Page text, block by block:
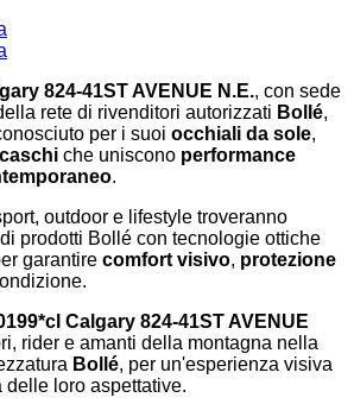
824-41ST AVENUE N.E., con sede
rete di rivenditori autorizzati Bollé,
per i suoi occhiali da sole,
caschi che uniscono performance
.
outdoor e lifestyle troveranno
prodotti Bollé con tecnologie ottiche
garantire comfort visivo, protezione
Calgary 824-41ST AVENUE
rider e amanti della montagna nella
Bollé, per un'esperienza visiva
loro aspettative.